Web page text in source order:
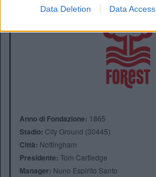
Data Deletion Data Access
Anno di Fondazione: 1865
Stadio: City Ground (30445)
Città: Nottingham
Presidente: Tom Cartledge
Manager: Nuno Espirito Santo